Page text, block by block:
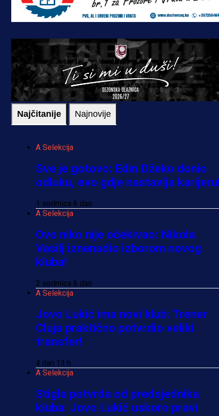
Najčitanije Najnovije
A Selekcija
Sve je gotovo: Edin Džeko donio
odluku, evo gdje nastavlja
1 sedmica 6 dan
A Selekcija
Ovo niko nije očekivao: Nikola
Vasilj iznenadio izborom novog
kluba!
3 sedmica 6 dan
A Selekcija
Jovo Lukić ima novi klub: Trener
Cluja praktično potvrdio veliki
transfer!
4 dan 13 h
A Selekcija
Stigla potvrda od predsjednika
kluba: Jovo Lukić uskoro pravi